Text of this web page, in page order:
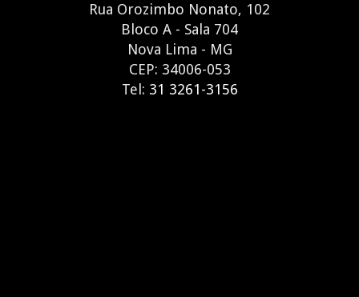
Rua Orozimbo Nonato, 102
Bloco A - Sala 704
Nova Lima - MG
CEP: 34006-053
Tel: 31 3261-3156